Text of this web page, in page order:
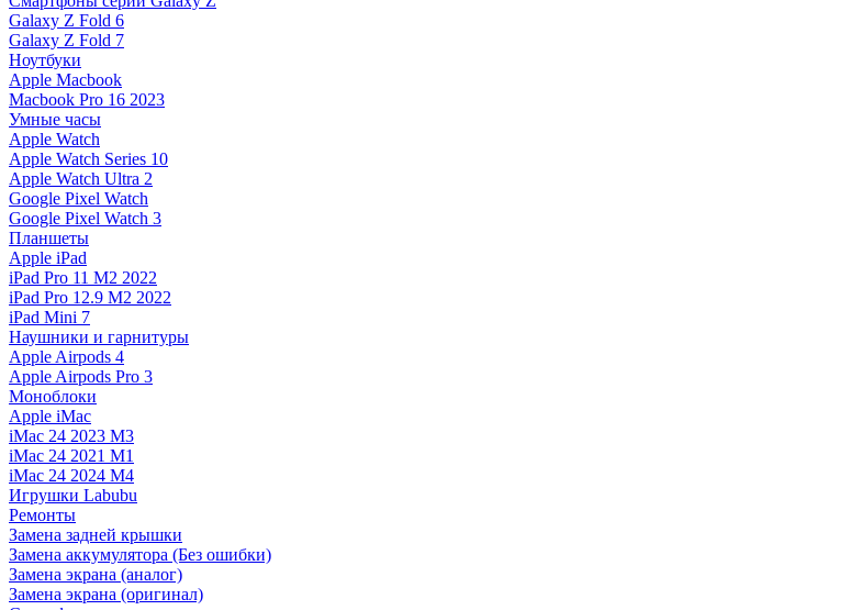
Galaxy Z Fold 6
Galaxy Z Fold 7
Ноутбуки
Apple Macbook
Macbook Pro 16 2023
Умные часы
Apple Watch
Apple Watch Series 10
Apple Watch Ultra 2
Google Pixel Watch
Google Pixel Watch 3
Планшеты
Apple iPad
iPad Pro 11 M2 2022
iPad Pro 12.9 M2 2022
iPad Mini 7
Наушники и гарнитуры
Apple Airpods 4
Apple Airpods Pro 3
Моноблоки
Apple iMac
iMac 24 2023 M3
iMac 24 2021 M1
iMac 24 2024 M4
Игрушки Labubu
Ремонты
Замена задней крышки
Замена аккумулятора (Без ошибки)
Замена экрана (аналог)
Замена экрана (оригинал)